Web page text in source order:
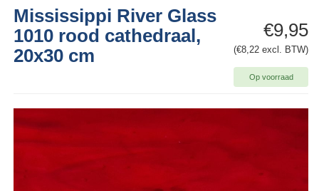
€9,95
(€8,22 excl. BTW)
Op voorraad
Mississippi River Glass
1010 rood cathedraal,
20x30 cm